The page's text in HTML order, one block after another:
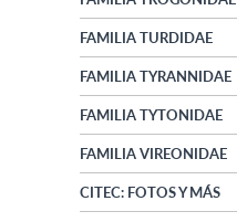
FAMILIA TURDIDAE
FAMILIA TYRANNIDAE
FAMILIA TYTONIDAE
FAMILIA VIREONIDAE
CITEC: FOTOS Y MÁS